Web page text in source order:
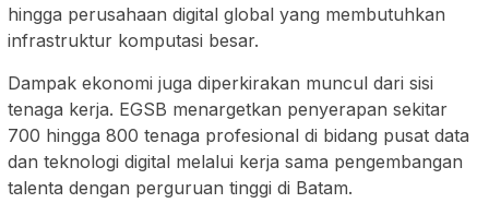
hingga perusahaan digital global yang membutuhkan
infrastruktur komputasi besar.
Dampak ekonomi juga diperkirakan muncul dari sisi
tenaga kerja. EGSB menargetkan penyerapan sekitar
700 hingga 800 tenaga profesional di bidang pusat data
dan teknologi digital melalui kerja sama pengembangan
talenta dengan perguruan tinggi di Batam.